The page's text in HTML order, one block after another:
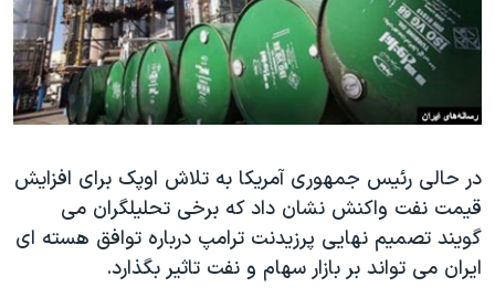
فرهنگ و زندگی
حقوق شهروندی
اسرائیل در جنگ
گالری عکس
آرشیو پخش زنده
مستندها
انتخابات ریاست جمهوری آمریکا ۲۰۲۴
حمله جمهوری اسلامی به اسرائیل
ورزش زنان در ایران
اعتراضات زن، زندگی، آزادی
مجموعه مستندهای دادخواهی
دنبال کنید
زبانهای مختلف
در حالی رئیس جمهوری آمریکا به تلاش اوپک برای افزایش
قیمت نفت واکنش نشان داد که برخی تحلیلگران می
گویند تصمیم نهایی پرزیدنت ترامپ درباره توافق هسته ای
ایران می تواند بر بازار سهام و نفت تاثیر بگذارد.